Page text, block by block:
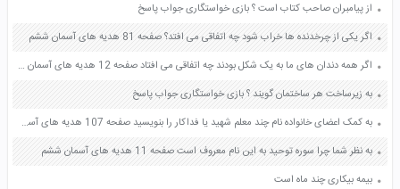
از پیامبران صاحب کتاب است ؟ بازی خواستگاری جواب پاسخ
اگر یکی از چرخدنده ها خراب شود چه اتفاقی می افتد؟ صفحه 81 هدیه های آسمان ششم
اگر همه دندان های ما به یک شکل بودند چه اتفاقی می افتاد صفحه 12 هدیه های آسمان چهارم
به زیرساخت هر ساختمان گویند ؟ بازی خواستگاری جواب پاسخ
به کمک اعضای خانواده نام چند معلم شهید یا فداکار را بنویسید صفحه 107 هدیه های آسمان چهارم
به نظر شما چرا سوره توحید به این نام معروف است صفحه 11 هدیه های آسمان ششم
بیمه بیکاری چند ماه است